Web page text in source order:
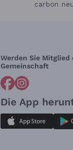
carbon
Werden Sie Mitglied
Gemeinschaft
Die App